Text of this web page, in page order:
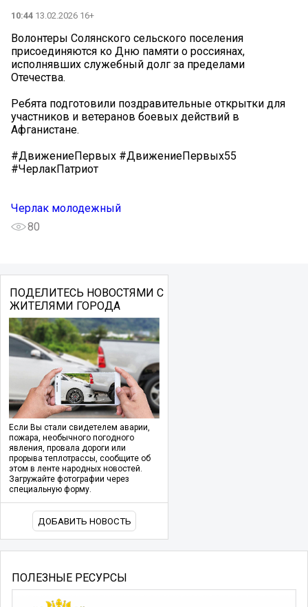
10:44 13.02.2026 16+
Волонтеры Солянского сельского поселения
присоединяются ко Дню памяти о россиянах,
исполнявших служебный долг за пределами
Отечества.
Ребята подготовили поздравительные открытки для
участников и ветеранов боевых действий в
Афганистане.
#ДвижениеПервых #ДвижениеПервых55
#ЧерлакПатриот
Черлак молодежный
80
ПОДЕЛИТЕСЬ НОВОСТЯМИ С
ЖИТЕЛЯМИ ГОРОДА
Если Вы стали свидетелем аварии,
пожара, необычного погодного
явления, провала дороги или
прорыва теплотрассы, сообщите об
этом в ленте народных новостей.
Загружайте фотографии через
специальную форму.
ДОБАВИТЬ НОВОСТЬ
ПОЛЕЗНЫЕ РЕСУРСЫ